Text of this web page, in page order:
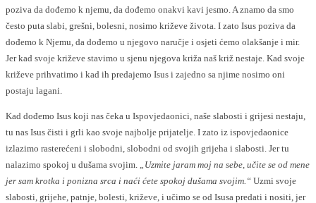
poziva da dođemo k njemu, da dođemo onakvi kavi jesmo. A znamo da smo
često puta slabi, grešni, bolesni, nosimo križeve života. I zato Isus poziva da
dođemo k Njemu, da dođemo u njegovo naručje i osjeti ćemo olakšanje i mir.
Jer kad svoje križeve stavimo u sjenu njegova križa naš križ nestaje. Kad svoje
križeve prihvatimo i kad ih predajemo Isus i zajedno sa njime nosimo oni
postaju lagani.
Kad dođemo Isus koji nas čeka u Ispovjedaonici, naše slabosti i grijesi nestaju,
tu nas Isus čisti i grli kao svoje najbolje prijatelje. I zato iz ispovjedaonice
izlazimo rasterećeni i slobodni, slobodni od svojih grijeha i slabosti. Jer tu
nalazimo spokoj u dušama svojim. „Uzmite jaram moj na sebe, učite se od mene
jer sam krotka i ponizna srca i naći ćete spokoj dušama svojim.“ Uzmi svoje
slabosti, grijehe, patnje, bolesti, križeve, i učimo se od Isusa predati i nositi, jer